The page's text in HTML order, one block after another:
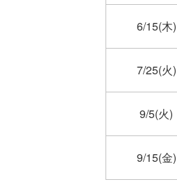
6/15(木)
7/25(火)
9/5(火)
9/15(金)